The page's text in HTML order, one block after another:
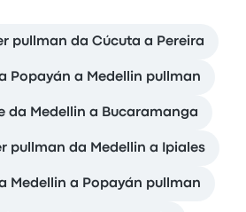
pullman da Cúcuta a Pereira
Popayán a Medellin pullman
da Medellin a Bucaramanga
pullman da Medellin a Ipiales
Medellin a Popayán pullman